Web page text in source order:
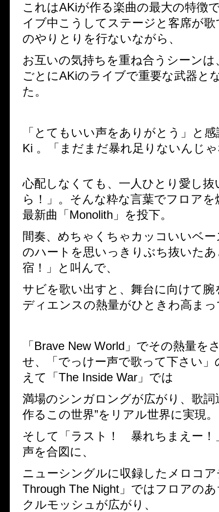
これはAKiが作る楽曲の最大の特徴
イブ中こうしてステージと客席が
のやりとりを行ないながら、
お互いの気持ちを重ね合うシーン
ごとにAKiのライブで重要な武器と
た。
「とてもいい声をありがとう」と
Ki 。「まだまだ暴れ足りないんじ
心配しなくても、一人ひとり愛し
ら！」。そんな粋な言葉でフロア
最新曲「 Monolith 」を投下。
間奏、めちゃくちゃカッコいいベ
のハートを思いっきりぶち抜いた
宿！」と叫んで、
サビを歌い出すと、舞台に向けて腕
ディエンスの熱量がひときわ高ま
「 Brave New World 」でその熱量を
せ、「でっけー声で歌って下さい」
えて「 The Inside War 」では
満場のシンガロングが広がり、歌詞
作るこの世界”をリアル世界に実現。
そして「ラスト！ 暴れちまえー！
声を合図に、
ニューシングルに収録したメロコ
Through The Night 」ではフロアの
クルモッシュが広がり、